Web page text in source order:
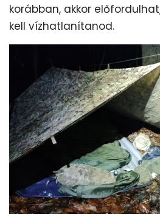
korábban, akkor
kell vízhatlanítanod.